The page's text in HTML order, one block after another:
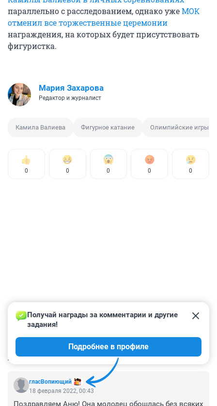
параллельно с расследованием, однако ужеМОК
отменил все торжественные церемонии
награждения, на которых будет присутствовать
фигуристка.
Мария Захарова
Редактор и журналист
Камила Валиева Фигурное катание Олимпийские игры
0 0 0 0 0
КОММЕНТАРИИ 1
гласВопиющий
Получай награды за комментарии и другие
задания!
Подробнее в профиле
18 февраля 2022, 00:43
Поздравляем Аню! Она молодец обошлась без всяких